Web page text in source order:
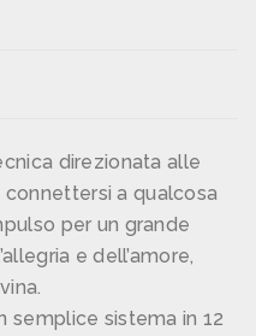
direzionata alle
a qualcosa
per un grande
e dell’amore,
semplice sistema in 12